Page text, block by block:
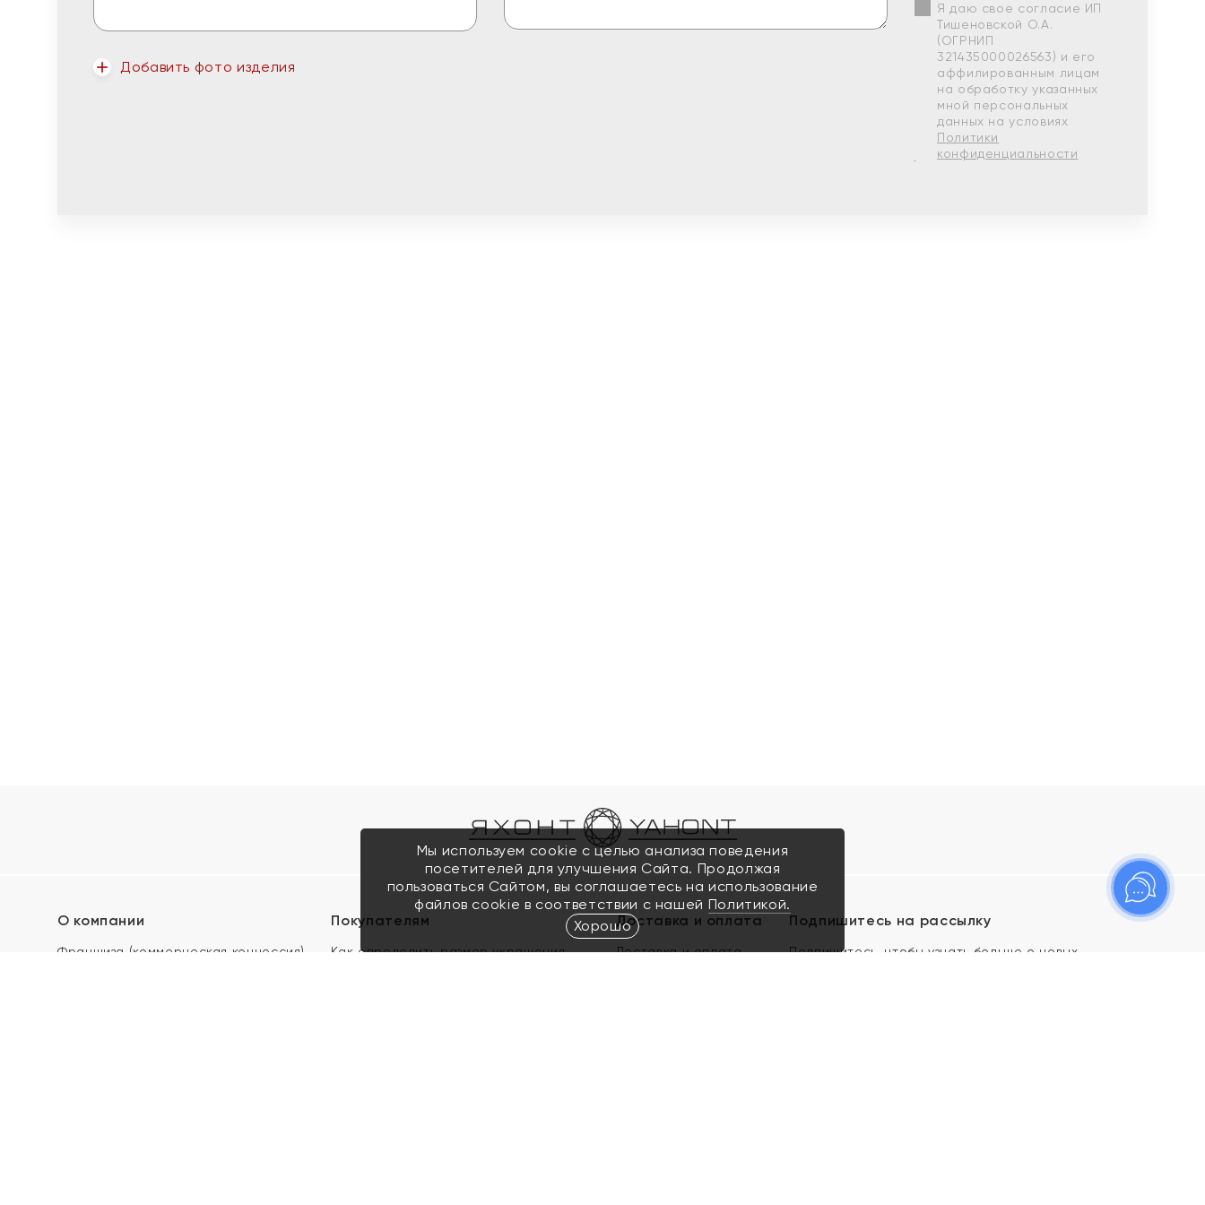
Добавить фото изделия
Я даю свое согласие ИП
Тишеновской О.А.
(ОГРНИП
321435000026563) и его
аффилированным лицам
на обработку указанных
мной персональных
данных на условиях
Политики
конфиденциальности
О компании
Франшиза (коммерческая концессия)
Покупателям
Как определить размер украшения
Доставка и оплата
Доставка и оплата
Подпишитесь на рассылку
Подпишитесь, чтобы узнать больше о новых
Мы используем cookie с целью анализа поведения
посетителей для улучшения Сайта. Продолжая
пользоваться Сайтом, вы соглашаетесь на использование
файлов cookie в соответствии с нашей Политикой.
Хорошо